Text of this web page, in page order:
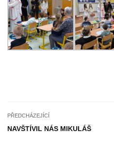
PŘEDCHÁZEJÍCÍ
NAVŠTÍVIL NÁS MIKULÁŠ